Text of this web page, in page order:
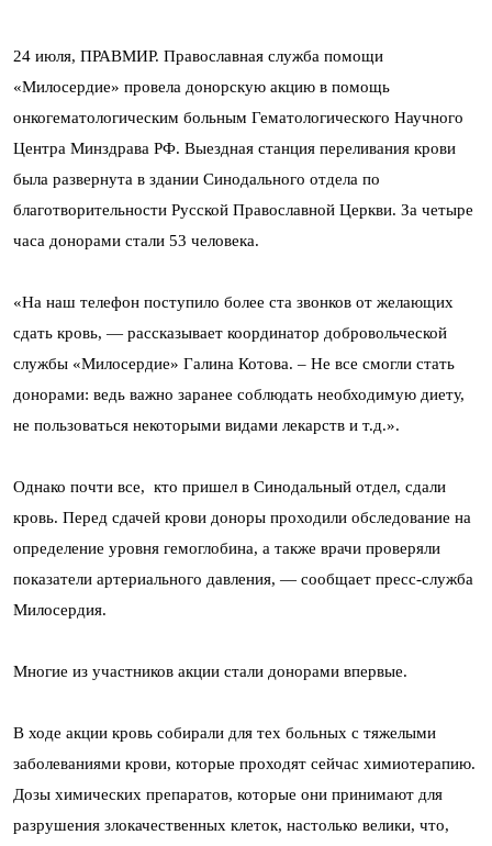
24 июля, ПРАВМИР. Православная служба помощи
«Милосердие» провела донорскую акцию в помощь
онкогематологическим больным Гематологического Научного
Центра Минздрава РФ. Выездная станция переливания крови
была развернута в здании Синодального отдела по
благотворительности Русской Православной Церкви. За четыре
часа донорами стали 53 человека.
«На наш телефон поступило более ста звонков от желающих
сдать кровь, — рассказывает координатор добровольческой
службы «Милосердие» Галина Котова. – Не все смогли стать
донорами: ведь важно заранее соблюдать необходимую диету,
не пользоваться некоторыми видами лекарств и т.д.».
Однако почти все, кто пришел в Синодальный отдел, сдали
кровь. Перед сдачей крови доноры проходили обследование на
определение уровня гемоглобина, а также врачи проверяли
показатели артериального давления, — сообщает пресс-служба
Милосердия.
Многие из участников акции стали донорами впервые.
В ходе акции кровь собирали для тех больных с тяжелыми
заболеваниями крови, которые проходят сейчас химиотерапию.
Дозы химических препаратов, которые они принимают для
разрушения злокачественных клеток, настолько велики, что,